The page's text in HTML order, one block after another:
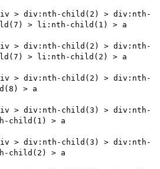
> div:nth-child(2) > div:nth-
> li:nth-child(1) > a
> div:nth-child(2) > div:nth-
> li:nth-child(2) > a
> div:nth-child(2) > div:nth-
> a
> div:nth-child(3) > div:nth-
child(1) > a
> div:nth-child(3) > div:nth-
child(2) > a